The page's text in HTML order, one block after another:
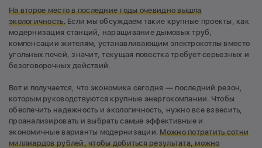
На второе место в последние годы очевидно вышла
экологичность.Если мы обсуждаем такие крупные проекты, как
модернизация станций, наращивание дымовых труб,
компенсации жителям, устанавливающим электрокотлы вместо
угольных печей, значит, текущая повестка требует серьезных и
безоговорочных действий.
Вот и получается, что экономика сегодня — последний резон,
которым руководствуются крупные энергокомпании. Чтобы
обеспечить надежность и экологичность, нужно все взвесить,
проанализировать и выбрать самые эффективные и
экономичные варианты модернизации.Можно потратить сотни
миллиардов рублей, чтобы добиться результата, можно